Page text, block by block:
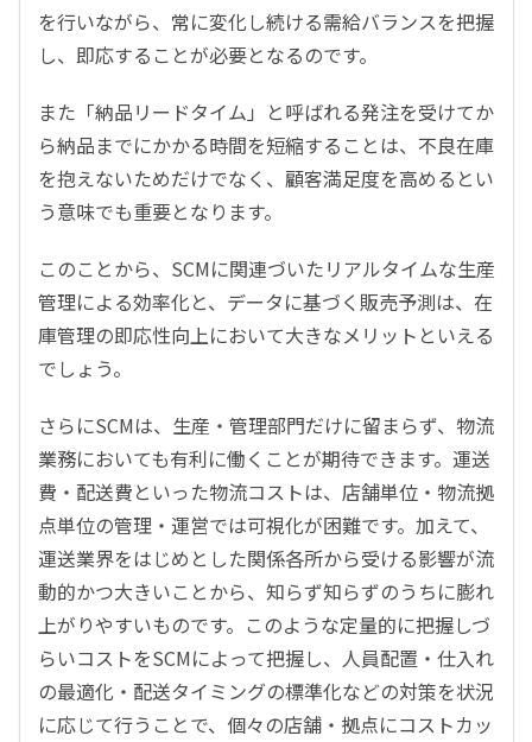
を行いながら、常に変化し続ける需給バランスを把握
し、即応することが必要となるのです。
また「納品リードタイム」と呼ばれる発注を受けてか
ら納品までにかかる時間を短縮することは、不良在庫
を抱えないためだけでなく、顧客満足度を高めるとい
う意味でも重要となります。
このことから、SCMに関連づいたリアルタイムな生産
管理による効率化と、データに基づく販売予測は、在
庫管理の即応性向上において大きなメリットといえる
でしょう。
さらにSCMは、生産・管理部門だけに留まらず、物流
業務においても有利に働くことが期待できます。運送
費・配送費といった物流コストは、店舗単位・物流拠
点単位の管理・運営では可視化が困難です。加えて、
運送業界をはじめとした関係各所から受ける影響が流
動的かつ大きいことから、知らず知らずのうちに膨れ
上がりやすいものです。このような定量的に把握しづ
らいコストをSCMによって把握し、人員配置・仕入れ
の最適化・配送タイミングの標準化などの対策を状況
に応じて行うことで、個々の店舗・拠点にコストカッ